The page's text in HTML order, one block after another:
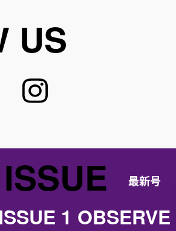
US
最新号
1 OBSERVE